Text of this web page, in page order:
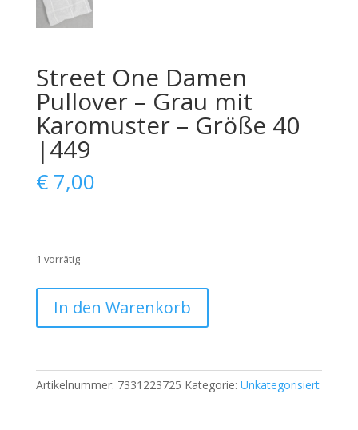
Street One Damen
Pullover – Grau mit
Karomuster – Größe 40
|449
€7,00
1 vorrätig
One
Damen
–
Grau
In den Warenkorb
Artikelnummer: 7331223725 Kategorie: Unkategorisiert